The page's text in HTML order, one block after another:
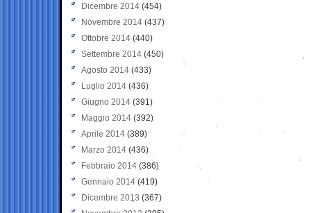
Dicembre 2014 (454)
Novembre 2014 (437)
Ottobre 2014 (440)
Settembre 2014 (450)
Agosto 2014 (433)
Luglio 2014 (436)
Giugno 2014 (391)
Maggio 2014 (392)
Aprile 2014 (389)
Marzo 2014 (436)
Febbraio 2014 (386)
Gennaio 2014 (419)
Dicembre 2013 (367)